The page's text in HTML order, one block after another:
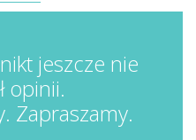
jeszcze nie
opinii.
Zapraszamy.